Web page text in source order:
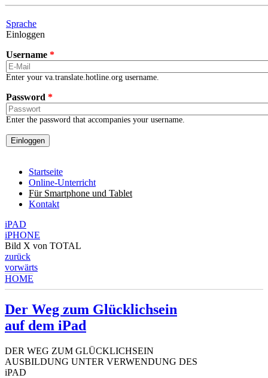
Sprache
Einloggen
Username *
Enter your va.translate.hotline.org username.
Password *
Enter the password that accompanies your username.
Startseite
Online-Unterricht
Für Smartphone und Tablet
Kontakt
iPAD
iPHONE
Bild X von TOTAL
zurück
vorwärts
YOU ARE HERE
HOME
Der Weg zum Glücklichsein
auf dem iPad
DER WEG ZUM GLÜCKLICHSEIN
AUSBILDUNG UNTER VERWENDUNG DES
iPAD